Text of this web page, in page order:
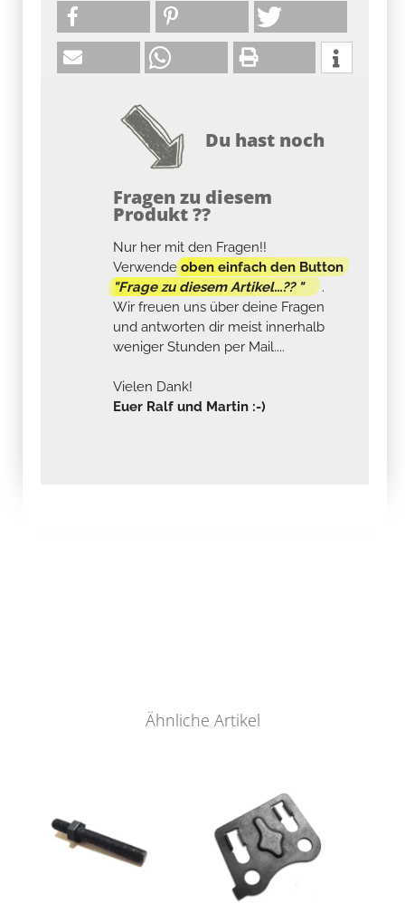
Du hast noch
Fragen zu diesem
Produkt ??
Nur her mit den Fragen!!
Verwendeoben einfach den Button
"Frage zu diesem Artikel...?? "
.
Wir freuen uns über deine Fragen
und antworten dir meist innerhalb
weniger Stunden per Mail....
Vielen Dank!
Euer Ralf und Martin :-)
Ähnliche Artikel